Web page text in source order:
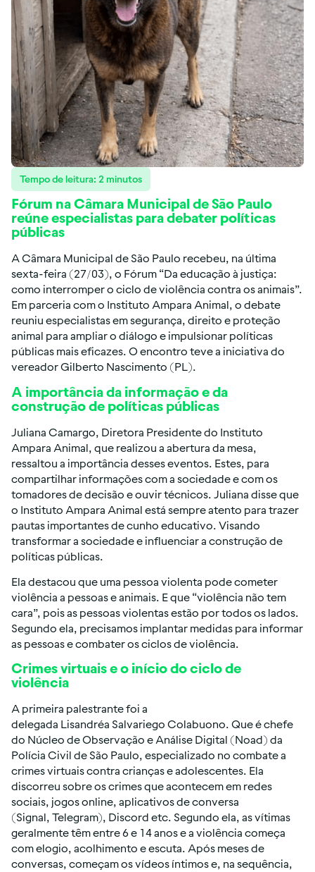
Tempo de leitura: 2 minutos
Fórum na Câmara Municipal de São Paulo
reúne especialistas para debater políticas
públicas
A Câmara Municipal de São Paulo recebeu, na última
sexta-feira (27/03), o Fórum “Da educação à justiça:
como interromper o ciclo de violência contra os animais”.
Em parceria com o Instituto Ampara Animal, o debate
reuniu especialistas em segurança, direito e proteção
animal para ampliar o diálogo e impulsionar políticas
públicas mais eficazes. O encontro teve a iniciativa do
vereador Gilberto Nascimento (PL).
A importância da informação e da
construção de políticas públicas
Juliana Camargo, Diretora Presidente do Instituto
Ampara Animal, que realizou a abertura da mesa,
ressaltou a importância desses eventos. Estes, para
compartilhar informações com a sociedade e com os
tomadores de decisão e ouvir técnicos. Juliana disse que
o Instituto Ampara Animal está sempre atento para trazer
pautas importantes de cunho educativo. Visando
transformar a sociedade e influenciar a construção de
políticas públicas.
Ela destacou que uma pessoa violenta pode cometer
violência a pessoas e animais. E que “violência não tem
cara”, pois as pessoas violentas estão por todos os lados.
Segundo ela, precisamos implantar medidas para informar
as pessoas e combater os ciclos de violência.
Crimes virtuais e o início do ciclo de
violência
A primeira palestrante foi a
delegada Lisandréa Salvariego Colabuono. Que é chefe
do Núcleo de Observação e Análise Digital (Noad) da
Polícia Civil de São Paulo, especializado no combate a
crimes virtuais contra crianças e adolescentes. Ela
discorreu sobre os crimes que acontecem em redes
sociais, jogos online, aplicativos de conversa
(Signal, Telegram), Discord etc. Segundo ela, as vítimas
geralmente têm entre 6 e 14 anos e a violência começa
com elogio, acolhimento e escuta. Após meses de
conversas, começam os vídeos íntimos e, na sequência,